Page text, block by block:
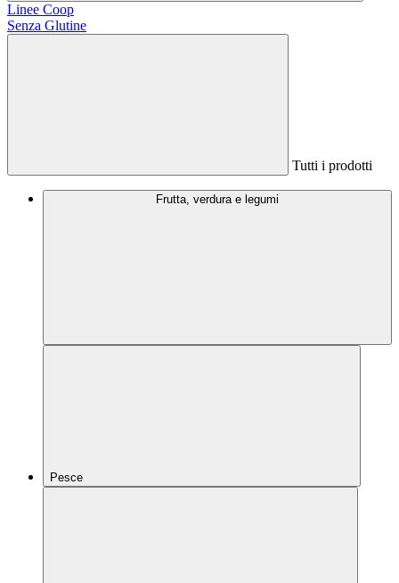
Linee Coop
Senza Glutine
Tutti i prodotti
Frutta, verdura e legumi
Pesce